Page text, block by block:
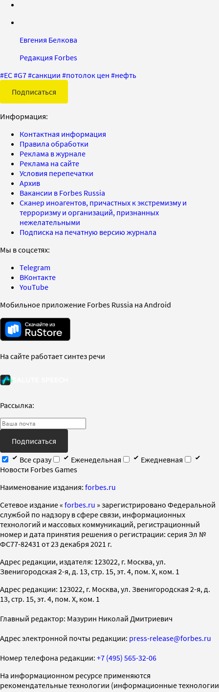
Евгения Белкова
Редакция Forbes
#ЕС#G7#санкции #потолок цен #нефть
Подписаться
Информация:
Контактная информация
Правила обработки
Реклама в журнале
Реклама на сайте
Условия перепечатки
Архив
Вакансии в Forbes Russia
Сканер иноагентов, причастных к экстремизму и
терроризму и организаций, признанных
нежелательными
Подписка на печатную версию журнала
Мы в соцсетях:
Telegram
ВКонтакте
YouTube
Мобильное приложение Forbes Russia на Android
На сайте работает синтез речи
Рассылка:
Подписаться
Все сразу
Еженедельная
Ежедневная
Новости Forbes Games
Наименование издания: forbes.ru
Cетевое издание « forbes.ru » зарегистрировано Федеральной
службой по надзору в сфере связи, информационных
технологий и массовых коммуникаций, регистрационный
номер и дата принятия решения о регистрации: серия Эл №
ФС77-82431 от 23 декабря 2021 г.
Адрес редакции, издателя: 123022, г. Москва, ул.
Звенигородская 2-я, д. 13, стр. 15, эт. 4, пом. X, ком. 1
Адрес редакции: 123022, г. Москва, ул. Звенигородская 2-я, д.
13, стр. 15, эт. 4, пом. X, ком. 1
Главный редактор: Мазурин Николай Дмитриевич
Адрес электронной почты редакции: press-release@forbes.ru
Номер телефона редакции: +7 (495) 565-32-06
На информационном ресурсе применяются
рекомендательные технологии (информационные технологии